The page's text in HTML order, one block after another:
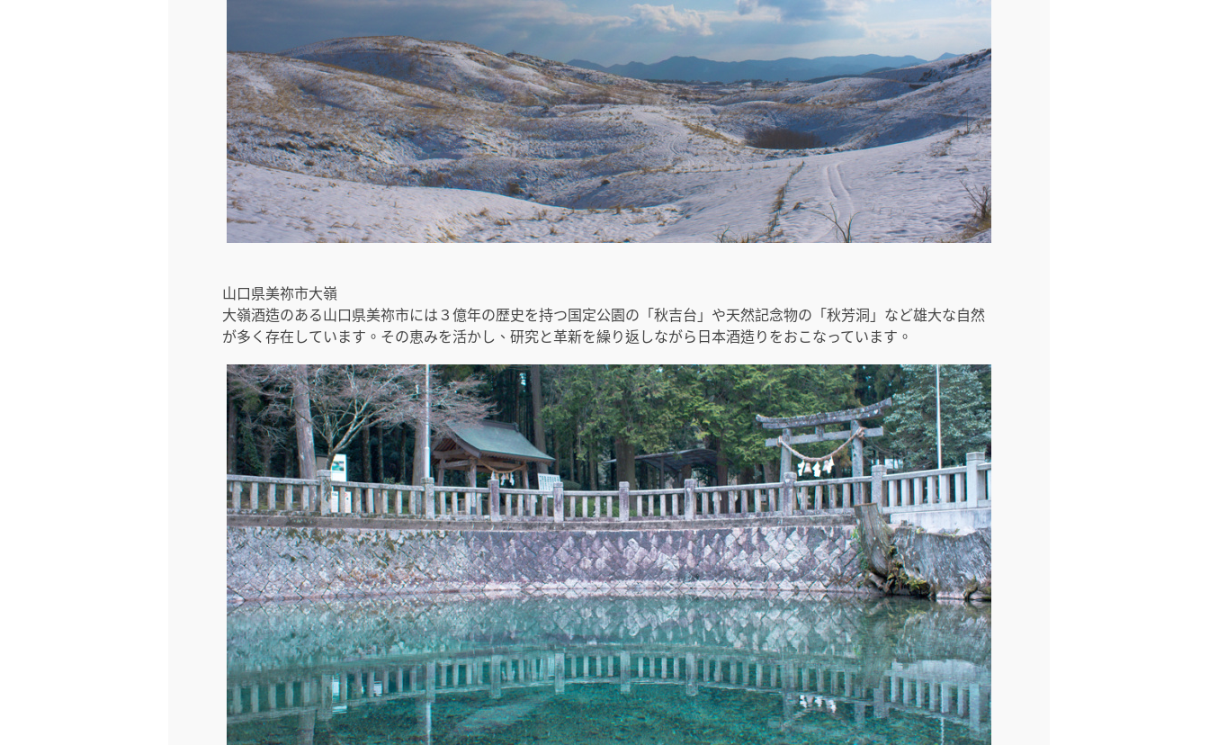
山口県美祢市大嶺
大嶺酒造のある山口県美祢市には３億年の歴史を持つ国定公園の「秋吉台」や天然記念物の「秋芳洞」など雄大な自然
が多く存在しています。その恵みを活かし、研究と革新を繰り返しながら日本酒造りをおこなっています。